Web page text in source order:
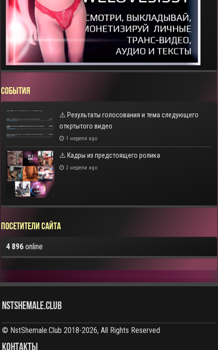
СОБЫТИЯ
⚠️ Результаты голосования и тема следующего
откртытого видео
1 неделя ago
⚠️ Кадры из предстоящего ролика
2 недели ago
Посетители сайта
4 896 online
NstShemale.Club
© NstShemale.Club 2018-2026, All Rights Reserved